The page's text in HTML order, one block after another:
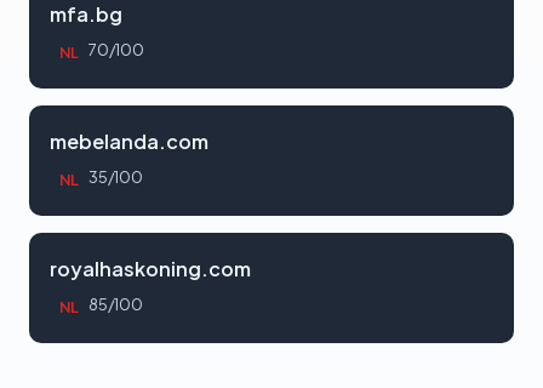
mfa.bg
NL 70/100
mebelanda.com
NL 35/100
royalhaskoning.com
NL 85/100